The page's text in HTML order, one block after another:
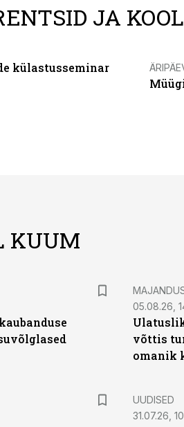
JA
külastusseminar
KUUM
05.08.26,
võttis
omanik
UUDISED
31.07.26,